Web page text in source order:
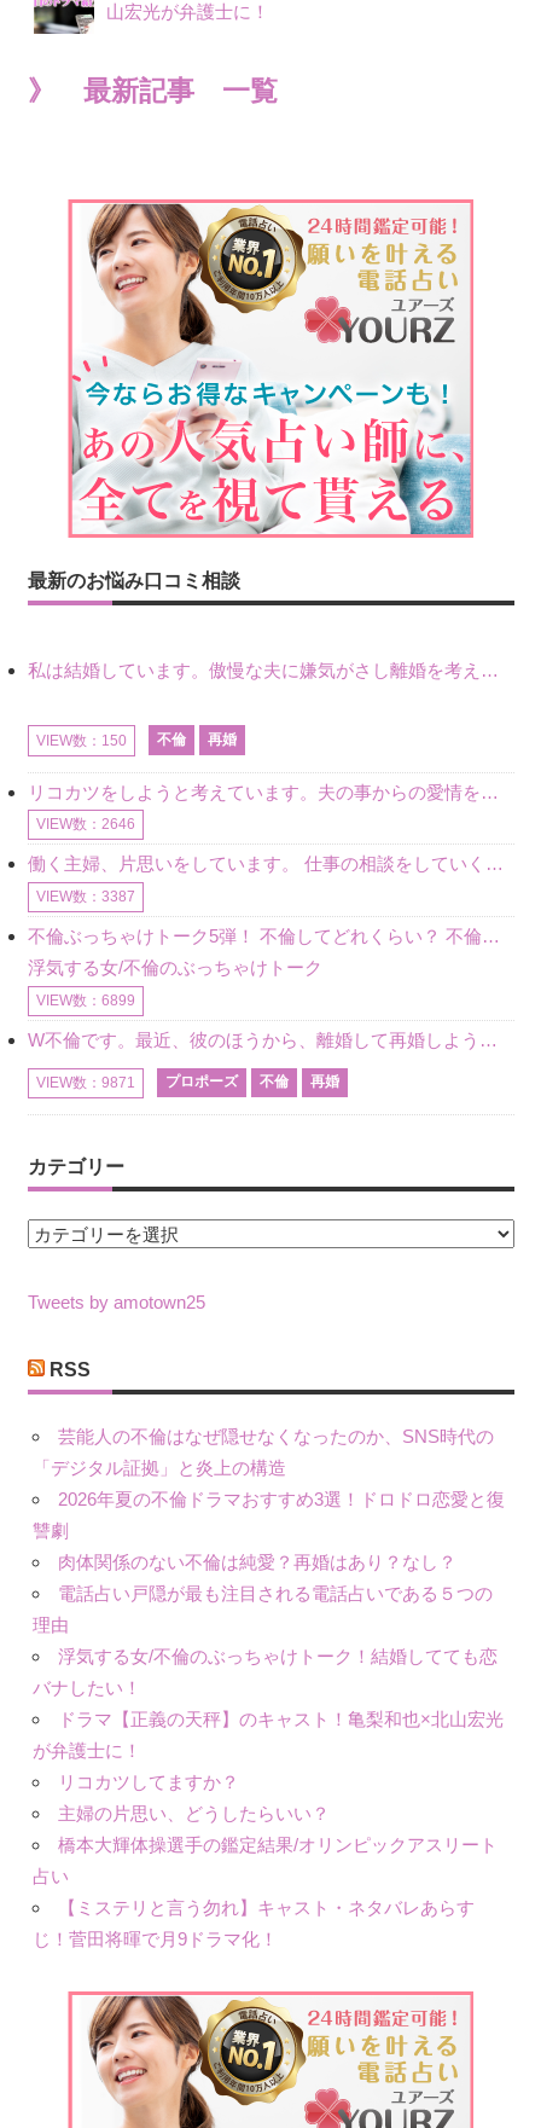
山宏光が弁護士に！
》 最新記事 一覧
最新のお悩み口コミ相談
私は結婚しています。傲慢な夫に嫌気がさし離婚を考えていたときに、彼と出会いました。彼には恋人がいましたが、話をするうちに、夫とのことを相談するようにな
VIEW数：150 不倫 再婚
リコカツをしようと考えています。夫の事からの愛情を全く感じません。子供がいるので、子供が成長するまではと我慢しています。 まず、お金が必要だと考え、仕事の量も増やしました。ところが、夫は働かず、結局は
VIEW数：2646
働く主婦、片思いをしています。 仕事の相談をしていくうちに、彼のことを好きになりました。私には夫も子供もいます。不倫をしているわけでもなく、もちろん、この気持ちは誰にも話していません。 ラインをする関
VIEW数：3387
不倫ぶっちゃけトーク5弾！ 不倫してどれくらい？ 不倫のあれこれを、なんでもどうぞ♪♪
浮気する女/不倫のぶっちゃけトーク
VIEW数：6899
W不倫です。最近、彼のほうから、離婚して再婚しよう、と言ってきました。ハッキリいうと、そこまでは考えていませんでした。彼を好きな気持ちはあるし、彼なしの生活は考えられません。だけど、離婚して再婚すると
VIEW数：9871 プロポーズ 不倫 再婚
カテゴリー
カ
ゴ
ー
Tweets by amotown25
RSS
芸能人の不倫はなぜ隠せなくなったのか、SNS時代の
「デジタル証拠」と炎上の構造
2026年夏の不倫ドラマおすすめ3選！ドロドロ恋愛と復
讐劇
肉体関係のない不倫は純愛？再婚はあり？なし？
電話占い戸隠が最も注目される電話占いである５つの
理由
浮気する女/不倫のぶっちゃけトーク！結婚してても恋
バナしたい！
ドラマ【正義の天秤】のキャスト！亀梨和也×北山宏光
が弁護士に！
リコカツしてますか？
主婦の片思い、どうしたらいい？
橋本大輝体操選手の鑑定結果/オリンピックアスリート
占い
【ミステリと言う勿れ】キャスト・ネタバレあらす
じ！菅田将暉で月9ドラマ化！